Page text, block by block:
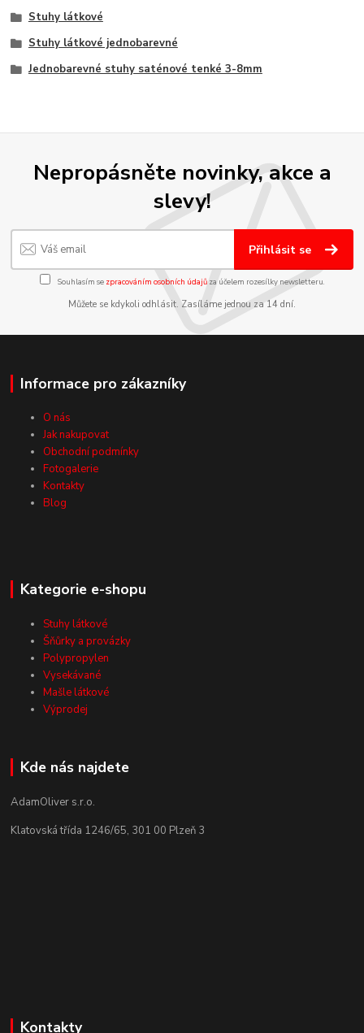
Stuhy látkové
Stuhy látkové jednobarevné
Jednobarevné stuhy saténové tenké 3-8mm
Nepropásněte novinky, akce a
slevy!
Přihlásit se
Souhlasím se zpracováním osobních údajůza účelem rozesílky newsletteru.
Můžete se kdykoli odhlásit. Zasíláme jednou za 14 dní.
Informace pro zákazníky
O nás
Jak nakupovat
Obchodní podmínky
Fotogalerie
Kontakty
Blog
Kategorie e-shopu
Stuhy látkové
Šňůrky a provázky
Polypropylen
Vysekávané
Mašle látkové
Výprodej
Kde nás najdete
AdamOliver s.r.o.
Klatovská třída 1246/65, 301 00 Plzeň 3
Kontakty